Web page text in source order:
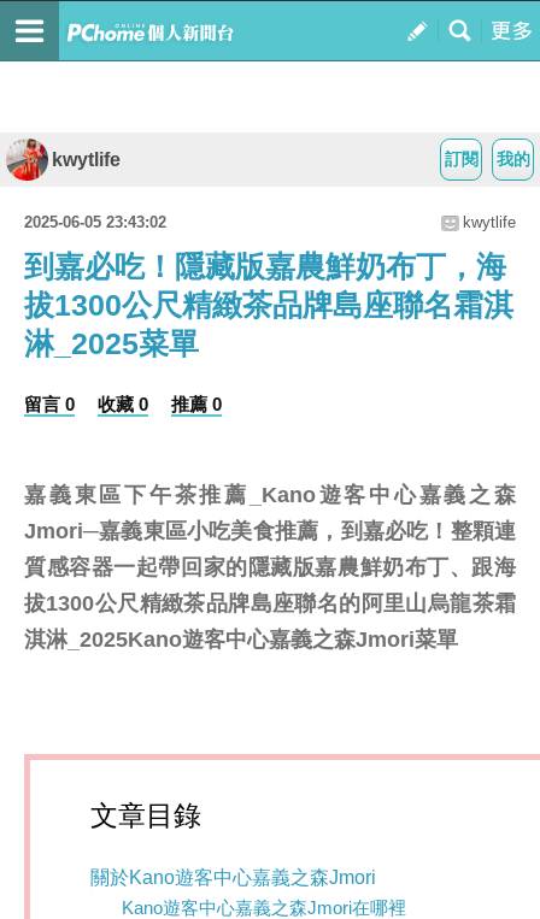
我的
訂閱
kwytlife
2025-06-05 23:43:02 kwytlife
到嘉必吃！隱藏版嘉農鮮奶布丁，海
拔1300公尺精緻茶品牌島座聯名霜淇
淋_2025菜單
留言 0 收藏 0 推薦 0
嘉義東區下午茶推薦_Kano遊客中心嘉義之森
Jmori─嘉義東區小吃美食推薦，到嘉必吃！整顆連
質感容器一起帶回家的隱藏版嘉農鮮奶布丁、跟海
拔1300公尺精緻茶品牌島座聯名的阿里山烏龍茶霜
淇淋_2025Kano遊客中心嘉義之森Jmori菜單
文章目錄
關於Kano遊客中心嘉義之森Jmori
Kano遊客中心嘉義之森Jmori在哪裡